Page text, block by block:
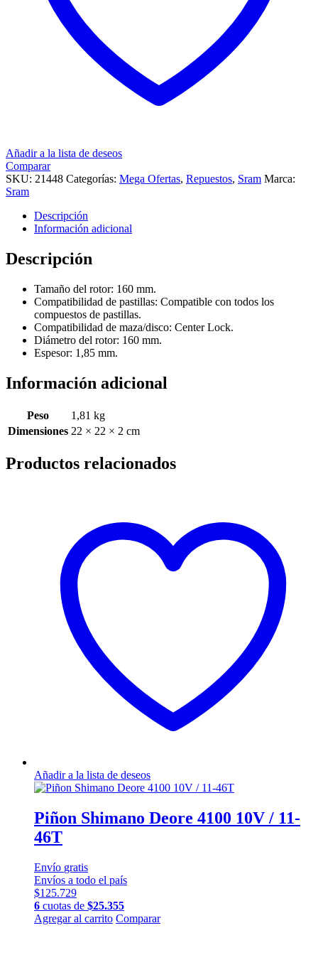
Añadir a la lista de deseos
Comparar
SKU: 21448 Categorías: Mega Ofertas, Repuestos, Sram Marca:
Sram
Descripción
Información adicional
Descripción
Tamaño del rotor: 160 mm.
Compatibilidad de pastillas: Compatible con todos los
compuestos de pastillas.
Compatibilidad de maza/disco: Center Lock.
Diámetro del rotor: 160 mm.
Espesor: 1,85 mm.
Información adicional
Peso
1,81 kg
Dimensiones 22 × 22 × 2 cm
Productos relacionados
Añadir a la lista de deseos
Piñon Shimano Deore 4100 10V / 11-
46T
Envío gratis
Envíos a todo el país
$125.729
6 cuotas de $25.355
Agregar al carrito Comparar